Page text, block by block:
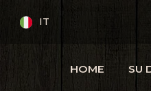
IT
HOME SU